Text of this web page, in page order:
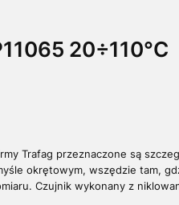
20÷110°C
Trafag przeznaczone są
okrętowym, wszędzie tam,
Czujnik wykonany z